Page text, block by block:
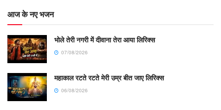
आज के नए भजन
भोले तेरी नगरी में दीवाना तेरा आया लिरिक्स
07/08/2026
महाकाल रटते रटते मेरी उम्र बीत जाए लिरिक्स
06/08/2026